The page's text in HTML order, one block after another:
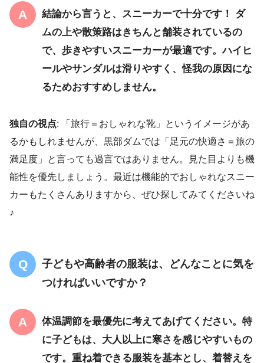
結論から言うと、スニーカーで十分です！
ダ
ムの上や散策路はきちんと舗装されているの
で、歩きやすいスニーカーが最適です。ハイヒ
ールやサンダルは滑りやすく、怪我の原因にな
るためおすすめしません。
独自の視点: 「旅行＝おしゃれな靴」というイメージがあ
るかもしれませんが、黒部ダムでは「足元の快適さ＝旅の
満足度」と言っても過言ではありません。見た目よりも機
能性を優先しましょう。最近は機能的でおしゃれなスニー
カーもたくさんありますから、ぜひ探してみてくださいね
♪
子どもや高齢者の服装は、どんなことに気を
つければいいですか？
体温調節を最優先に考えてあげてください。特
に子どもは、大人以上に寒さを感じやすいもの
です。重ね着できる服装を基本とし、 着替えを